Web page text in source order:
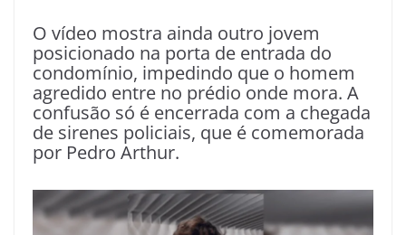
O vídeo mostra ainda outro jovem
posicionado na porta de entrada do
condomínio, impedindo que o homem
agredido entre no prédio onde mora. A
confusão só é encerrada com a chegada
de sirenes policiais, que é comemorada
por Pedro Arthur.